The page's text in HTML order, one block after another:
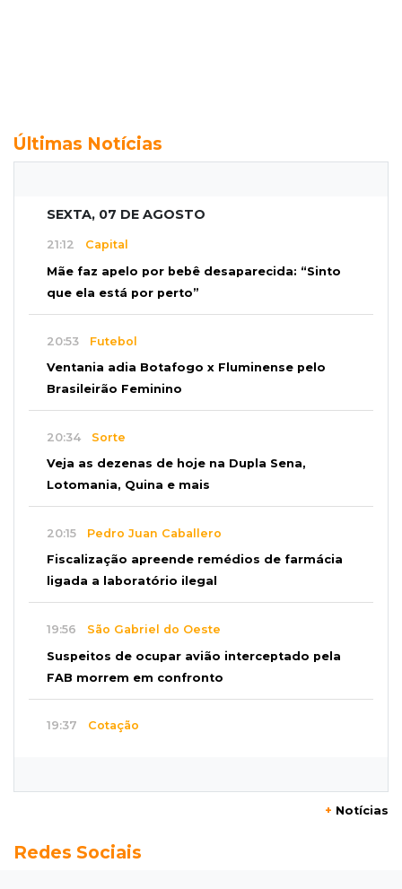
Últimas Notícias
SEXTA, 07 DE AGOSTO
21:12 Capital
Mãe faz apelo por bebê desaparecida: “Sinto
que ela está por perto”
20:53 Futebol
Ventania adia Botafogo x Fluminense pelo
Brasileirão Feminino
20:34 Sorte
Veja as dezenas de hoje na Dupla Sena,
Lotomania, Quina e mais
20:15 Pedro Juan Caballero
Fiscalização apreende remédios de farmácia
ligada a laboratório ilegal
19:56 São Gabriel do Oeste
Suspeitos de ocupar avião interceptado pela
FAB morrem em confronto
19:37 Cotação
Foragido que se passava por pastor morre
+ Notícias
Redes Sociais